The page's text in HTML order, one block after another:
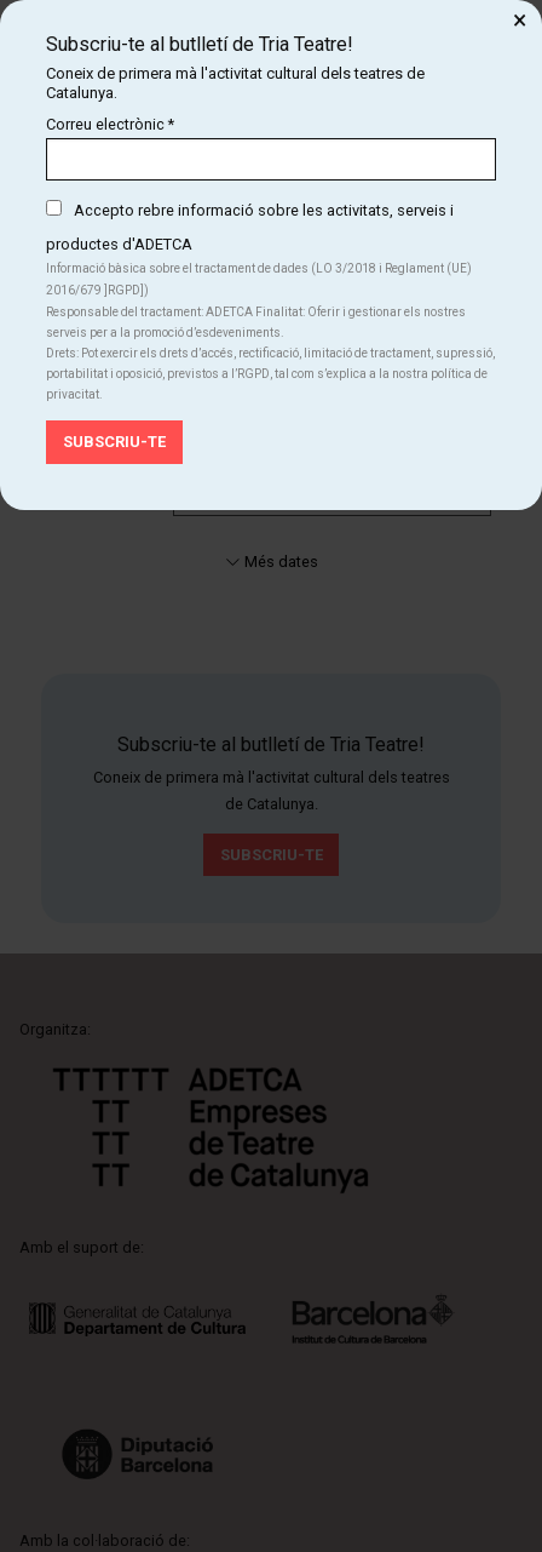
Finalitzat
dissabte
03
gen
12:30 h
Des de
10 €
Finalitzat
diumenge
04
gen
12:30 h
Eixample Teatre
Més dates
Subscriu-te al butlletí de Tria Teatre!
Coneix de primera mà l'activitat cultural dels teatres
de Catalunya.
SUBSCRIU-TE
Organitza:
Amb el suport de:
Amb la col·laboració de:
Subscriu-te al butlletí de Tria Teatre!
Coneix de primera mà l'activitat cultural dels teatres de
Catalunya.
Correu electrònic*
Accepto rebre informació sobre les activitats, serveis i
productes d'ADETCA
Informació bàsica sobre el tractament de dades (LO 3/2018 i Reglament (UE)
2016/679 ]RGPD])
Responsable del tractament: ADETCA Finalitat: Oferir i gestionar els nostres
serveis per a la promoció d’esdeveniments.
Drets: Pot exercir els drets d’accés, rectificació, limitació de tractament, supressió,
portabilitat i oposició, previstos a l’RGPD, tal com s’explica a la nostra política de
privacitat.
×